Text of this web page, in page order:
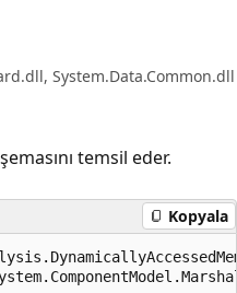
System.Data.Common.dll
şemasını temsil eder.
Kopyala